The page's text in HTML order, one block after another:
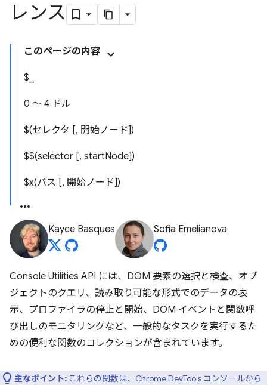
レンス
このページの内容
$_
0 ～ 4 ドル
$(セレクタ [, 開始ノード])
$$(selector [, startNode])
$x(パス [, 開始ノード])
Kayce Basques Sofia Emelianova
Console Utilities API には、DOM 要素の選択と検査、オブ
ジェクトのクエリ、読み取り可能な形式でのデータの表
示、プロファイラの停止と開始、DOM イベントと関数呼
び出しのモニタリングなど、一般的なタスクを実行するた
めの便利な関数のコレクションが含まれています。
主なポイント: これらの関数は、Chrome DevTools コンソールから